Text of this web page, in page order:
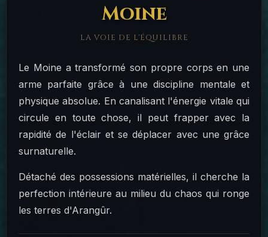
Moine
LA VOIE DE L'ÉQUILIBRE
Le Moine a transformé son propre corps en une
arme parfaite grâce à une discipline mentale et
physique absolue. En canalisant l'énergie vitale qui
circule en toute chose, il peut frapper avec la
rapidité de l'éclair et se déplacer avec une grâce
surnaturelle.
Détaché des possessions matérielles, il cherche la
perfection intérieure au milieu du chaos qui ronge
les terres d'Arangûr.